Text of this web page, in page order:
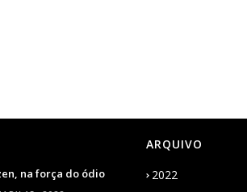
na força do ódio
ARQUIVO
2022